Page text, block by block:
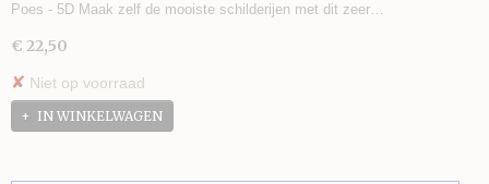
Poes - 5D Maak zelf de mooiste schilderijen met dit zeer…
€ 22,50
✘ Niet op voorraad
IN WINKELWAGEN